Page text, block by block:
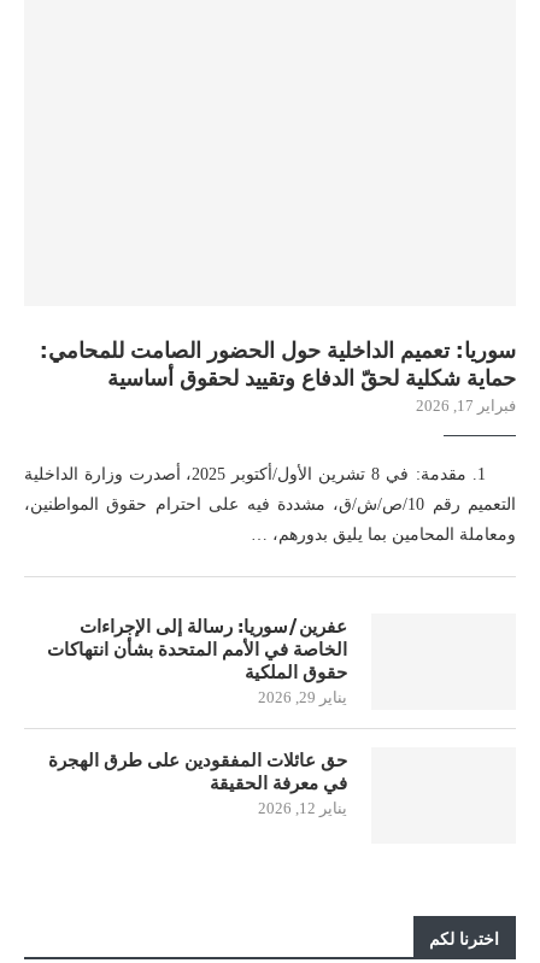
سوريا: تعميم الداخلية حول الحضور الصامت للمحامي:
حماية شكلية لحقّ الدفاع وتقييد لحقوق أساسية
فبراير 17, 2026
1. مقدمة: في 8 تشرين الأول/أكتوبر 2025، أصدرت وزارة الداخلية
التعميم رقم 10/ص/ش/ق، مشددة فيه على احترام حقوق المواطنين،
ومعاملة المحامين بما يليق بدورهم، …
عفرين/سوريا: رسالة إلى الإجراءات
الخاصة في الأمم المتحدة بشأن انتهاكات
حقوق الملكية
يناير 29, 2026
حق عائلات المفقودين على طرق الهجرة
في معرفة الحقيقة
يناير 12, 2026
اخترنا لكم